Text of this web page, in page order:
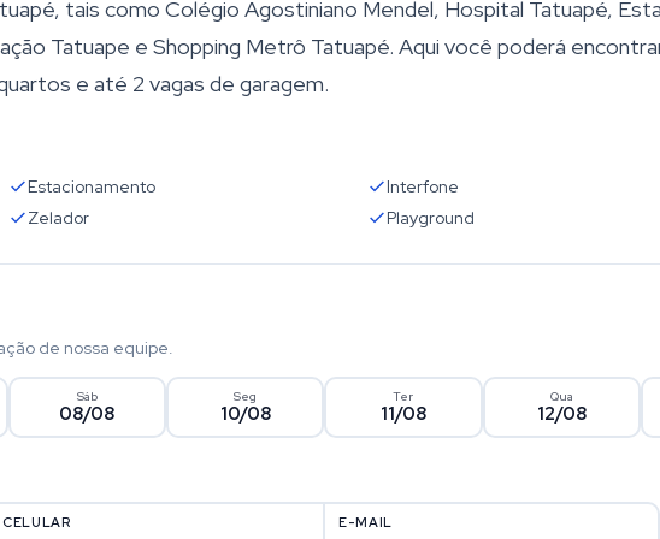
tais como Colégio Agostiniano Mendel, Hospital Tatuapé,
Tatuape e Shopping Metrô Tatuapé. Aqui você poderá
e até 2 vagas de garagem.
Estacionamento
Interfone
Zelador Playground
de nossa equipe.
Sáb
08/08
Seg
10/08
Ter
11/08
Qua
12/08
CELULAR E-MAIL